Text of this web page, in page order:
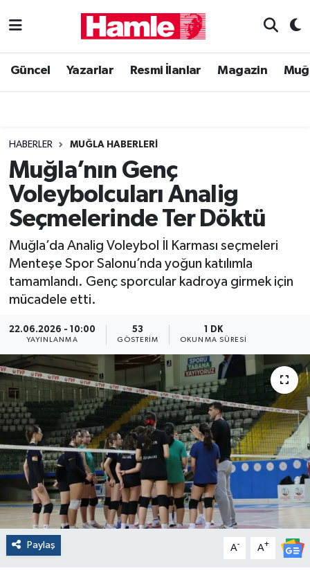
Güncel Yazarlar Resmi İlanlar Magazin
HABERLER MUĞLA HABERLERI
Muğla’nın Genç
Voleybolcuları Analig
Seçmelerinde Ter Döktü
Muğla’da Analig Voleybol İl Karması seçmeleri
Menteşe Spor Salonu’nda yoğun katılımla
tamamlandı. Genç sporcular kadroya girmek için
mücadele etti.
22.06.2026 - 10:00
YAYINLANMA
53
GÖSTERIM
1 DK
OKUNMA SÜRESI
Paylaş A- A+
Güncel
Magazin
Muğla Haber
Siyaset
Muğla Nöbetçi Eczaneler
Muğla Trafik Yoğunluk Haritası
Süper Lig Puan Durumu ve Fikstür
Tüm Manşetler
Son Dakika Haberleri
Haber Arşivi